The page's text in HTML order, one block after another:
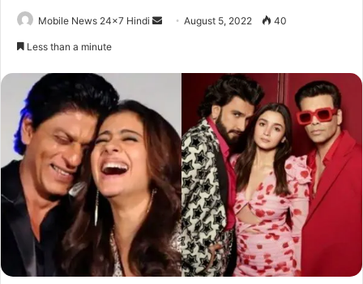
Mobile News 24x7 Hindi
SendAugust 5, 2022 40
Less than a minute